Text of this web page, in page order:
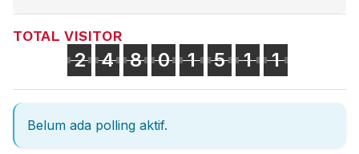
TOTAL VISITOR
2 4 8 0 1 5 1 1
Belum ada polling aktif.